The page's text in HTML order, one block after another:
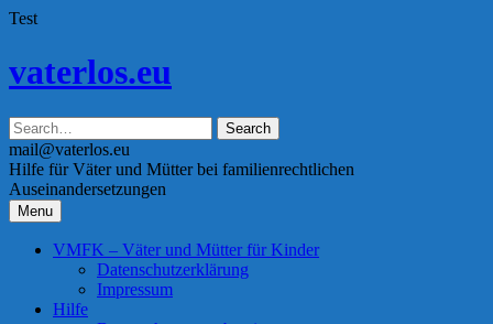
Test
to
vaterlos.eu
mail@vaterlos.eu
Hilfe für Väter und Mütter bei familienrechtlichen
Auseinandersetzungen
Menu
VMFK – Väter und Mütter für Kinder
Datenschutzerklärung
Impressum
Hilfe